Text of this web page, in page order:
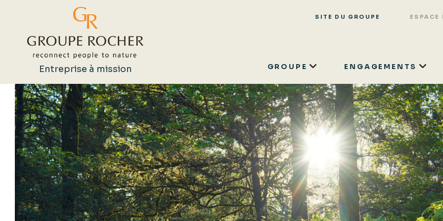
Aller
au
contenu
principal
Entreprise à mission
SITE DU GROUPE ESPACE
Rechercher
GROUPE ENGAGEMENTS